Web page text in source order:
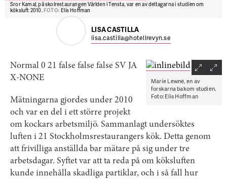
Sror Kamal, på skolrestaurangen Världen i Tensta, var en av deltagarna i studien om
köksluft 2010.FOTO: Elis Hoffman
LISA CASTILLA
lisa.castilla@hotellrevyn.se
Marie Lewné, en av
forskarna bakom studien.
Foto: Elis Hoffman
Normal 0 21 false false false SV JA
X-NONE
Mätningarna gjordes under 2010
och var en del i ett större projekt
om kockars arbetsmiljö. Sammanlagt undersöktes
luften i 21 Stockholmsrestaurangers kök. Detta genom
att frivilliga anställda bar mätare på sig under tre
arbetsdagar. Syftet var att ta reda på om köksluften
kunde innehålla skadliga partiklar, och i så fall hur